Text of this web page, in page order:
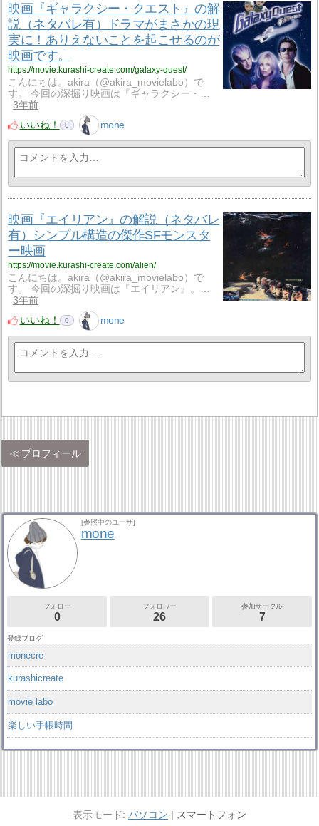
映画『ギャラクシー・クエスト』の解
説（ネタバレ有）ドラマがまさかの現
実に！ありえないことを起こせるのが
映画です。
https://movie.kurashi-create.com/galaxy-quest/
こんにちは。akira（@akira_movielabo）で
す。 今回の深掘り映画は『ギャラクシー・…
3年前
いいね！
0 mone
映画『エイリアン』の解説（ネタバレ
有）シンプル構造の傑作SFモンスタ
ー映画
https://movie.kurashi-create.com/alien/
こんにちは。akira（@akira_movielabo）で
す。 今回の深掘り映画は『エイリアン』。…
3年前
いいね！
0 mone
プロフィール
[参照中のユーザ]
mone
フォロー
0
フォロワー
26
参加サークル
7
登録ブログ
monecre
kurashicreate
movie labo
楽しい手帳時間
パソコン スマートフォン